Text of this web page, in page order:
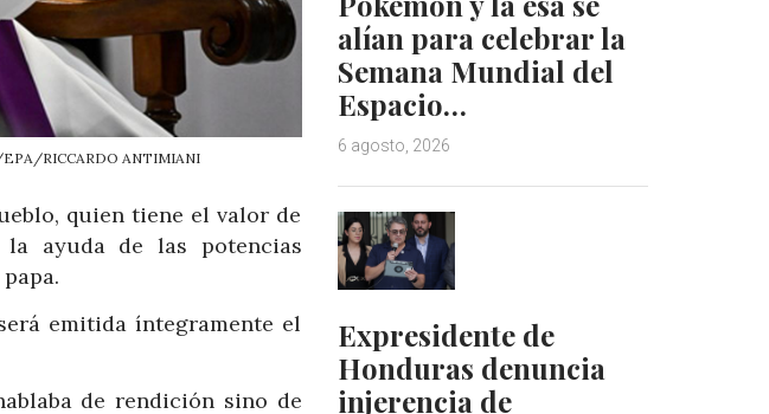
RICCARDO ANTIMIANI
quien tiene el valor de
ayuda de las potencias
emitida íntegramente el
de rendición sino de
alían para celebrar la
Semana Mundial del
Espacio…
6 agosto, 2026
Expresidente de
Honduras denuncia
injerencia de